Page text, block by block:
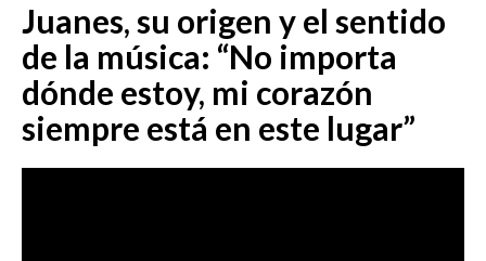
EMISIÓN 7:00 PM
Juanes, su origen y el sentido
de la música: “No importa
dónde estoy, mi corazón
siempre está en este lugar”